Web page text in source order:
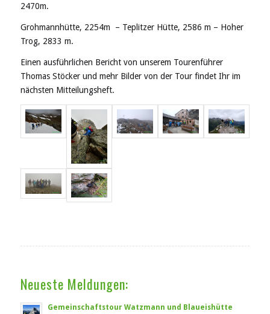
2470m.
Grohmannhütte, 2254m – Teplitzer Hütte, 2586 m – Hoher
Trog, 2833 m.
Einen ausführlichen Bericht von unserem Tourenführer
Thomas Stöcker und mehr Bilder von der Tour findet Ihr im
nächsten Mitteilungsheft.
Neueste Meldungen:
Gemeinschaftstour Watzmann und Blaueishütte